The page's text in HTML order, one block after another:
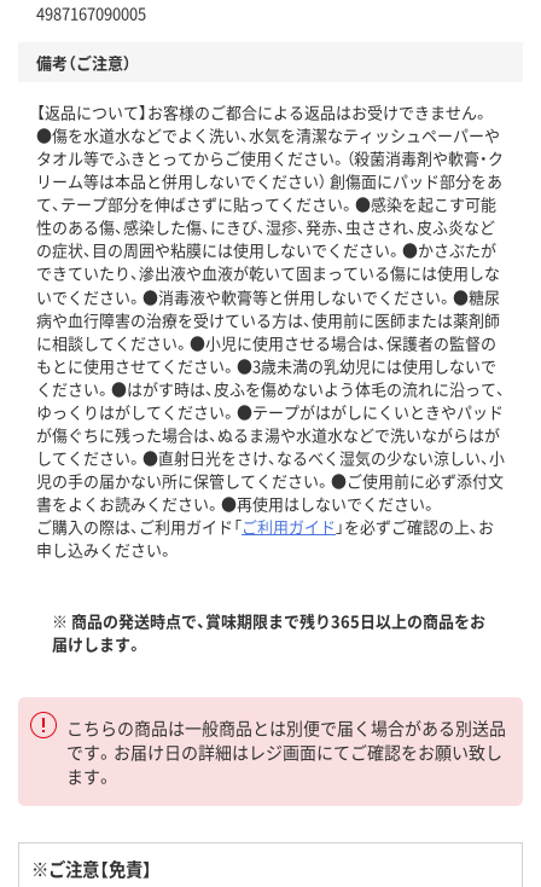
4987167090005
備考（ご注意）
【返品について】お客様のご都合による返品はお受けできません。
●傷を水道水などでよく洗い、水気を清潔なティッシュペーパーや
タオル等でふきとってからご使用ください。（殺菌消毒剤や軟膏・ク
リーム等は本品と併用しないでください） 創傷面にパッド部分をあ
て、テープ部分を伸ばさずに貼ってください。●感染を起こす可能
性のある傷、感染した傷、にきび、湿疹、発赤、虫さされ、皮ふ炎など
の症状、目の周囲や粘膜には使用しないでください。●かさぶたが
できていたり、滲出液や血液が乾いて固まっている傷には使用しな
いでください。●消毒液や軟膏等と併用しないでください。●糖尿
病や血行障害の治療を受けている方は、使用前に医師または薬剤師
に相談してください。●小児に使用させる場合は、保護者の監督の
もとに使用させてください。●3歳未満の乳幼児には使用しないで
ください。●はがす時は、皮ふを傷めないよう体毛の流れに沿って、
ゆっくりはがしてください。●テープがはがしにくいときやパッド
が傷ぐちに残った場合は、ぬるま湯や水道水などで洗いながらはが
してください。●直射日光をさけ、なるべく湿気の少ない涼しい、小
児の手の届かない所に保管してください。●ご使用前に必ず添付文
書をよくお読みください。●再使用はしないでください。
ご購入の際は、ご利用ガイド「ご利用ガイド 」を必ずご確認の上、お
申し込みください。
※ 商品の発送時点で、賞味期限まで残り365日以上の商品をお
届けします。
こちらの商品は一般商品とは別便で届く場合がある別送品
です。お届け日の詳細はレジ画面にてご確認をお願い致し
ます。
※ご注意【免責】